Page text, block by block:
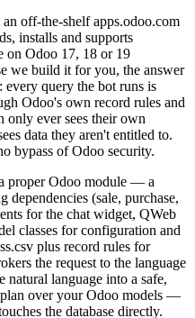
off-the-shelf apps.odoo.com
installs and supports
on Odoo 17, 18 or 19
we build it for you, the answer
every query the bot runs is
Odoo's own record rules and
only ever sees their own
data they aren't entitled to.
bypass of Odoo security.
proper Odoo module — a
dependencies (sale, purchase,
for the chat widget, QWeb
classes for configuration and
plus record rules for
the request to the language
language into a safe,
plan over your Odoo models —
the database directly.